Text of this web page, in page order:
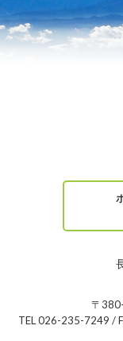
〒
TEL 026-235-7249 /